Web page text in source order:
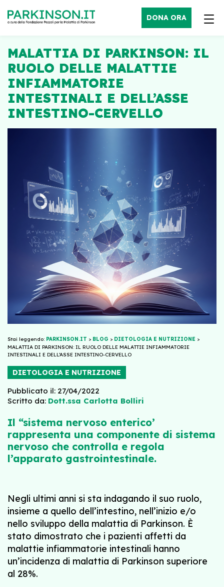
DONA ORA
MALATTIA DI PARKINSON: IL
RUOLO DELLE MALATTIE
INFIAMMATORIE
INTESTINALI E DELL’ASSE
INTESTINO-CERVELLO
Stai leggendo: PARKINSON.IT > BLOG > DIETOLOGIA E NUTRIZIONE >
MALATTIA DI PARKINSON: IL RUOLO DELLE MALATTIE INFIAMMATORIE
INTESTINALI E DELL’ASSE INTESTINO-CERVELLO
DIETOLOGIA E NUTRIZIONE
Pubblicato il: 27/04/2022
Scritto da: Dott.ssa Carlotta Bolliri
Il “sistema nervoso enterico’
rappresenta una componente di sistema
nervoso che controlla e regola
l’apparato gastrointestinale.
Negli ultimi anni si sta indagando il suo ruolo,
insieme a quello dell’intestino, nell’inizio e/o
nello sviluppo della malattia di Parkinson. È
stato dimostrato che i pazienti affetti da
malattie infiammatorie intestinali hanno
un’incidenza di malattia di Parkinson superiore
al 28%.